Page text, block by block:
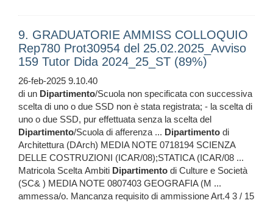
9. GRADUATORIE AMMISS COLLOQUIO
Rep780 Prot30954 del 25.02.2025_Avviso
159 Tutor Dida 2024_25_ST (89%)
26-feb-2025 9.10.40
di un Dipartimento/Scuola non specificata con successiva
scelta di uno o due SSD non è stata registrata; - la scelta di
uno o due SSD, pur effettuata senza la scelta del
Dipartimento/Scuola di afferenza ... Dipartimento di
Architettura (DArch) MEDIA NOTE 0718194 SCIENZA
DELLE COSTRUZIONI (ICAR/08);STATICA (ICAR/08 ...
Matricola Scelta Ambiti Dipartimento di Culture e Società
(SC& ) MEDIA NOTE 0807403 GEOGRAFIA (M ...
ammessa/o. Mancanza requisito di ammissione Art.4 3 / 15